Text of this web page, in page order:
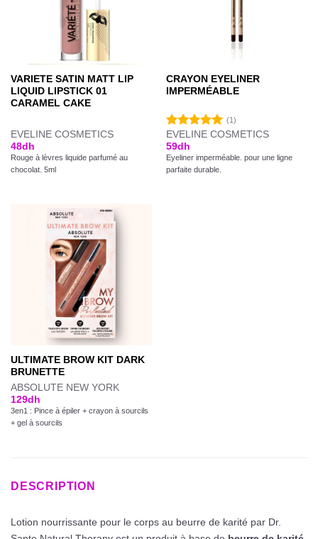
VARIETE SATIN MATT LIP
LIQUID LIPSTICK 01
CARAMEL CAKE
EVELINE COSMETICS
48dh
Rouge à lèvres liquide parfumé au
chocolat. 5ml
CRAYON EYELINER
IMPERMÉABLE
Note5.00
sur 5
(1)
EVELINE COSMETICS
59dh
Eyeliner imperméable. pour une ligne
parfaite durable.
ULTIMATE BROW KIT DARK
BRUNETTE
ABSOLUTE NEW YORK
129dh
3en1 : Pince à épiler + crayon à sourcils
+ gel à sourcils
DESCRIPTION
Lotion nourrissante pour le corps au beurre de karité par Dr.